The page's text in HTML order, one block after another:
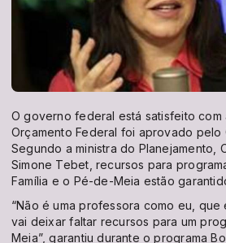
O governo federal está satisfeito com
Orçamento Federal foi aprovado pelo
Segundo a ministra do Planejamento,
Simone Tebet, recursos para
Família e o Pé-de-Meia estão
“Não é uma professora como eu, que
vai deixar faltar recursos para um
Meia”, garantiu durante o programa